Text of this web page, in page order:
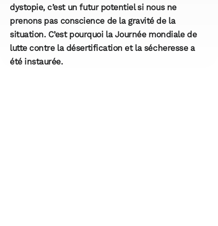
dystopie, c’est un futur potentiel si nous ne
prenons pas conscience de la gravité de la
situation. C’est pourquoi la Journée mondiale de
lutte contre la désertification et la sécheresse a
été instaurée.